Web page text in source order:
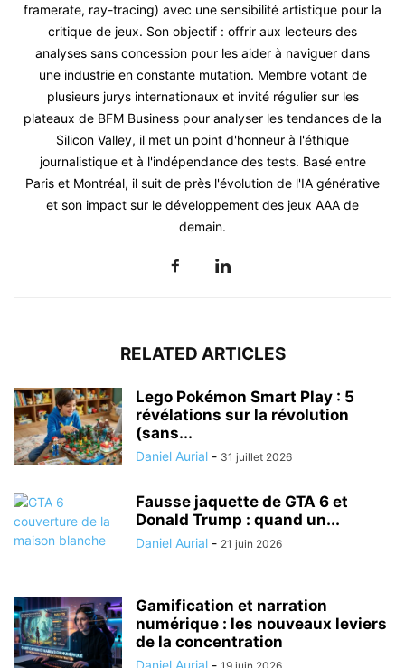
framerate, ray-tracing) avec une sensibilité artistique pour la
critique de jeux. Son objectif : offrir aux lecteurs des
analyses sans concession pour les aider à naviguer dans
une industrie en constante mutation. Membre votant de
plusieurs jurys internationaux et invité régulier sur les
plateaux de BFM Business pour analyser les tendances de la
Silicon Valley, il met un point d'honneur à l'éthique
journalistique et à l'indépendance des tests. Basé entre
Paris et Montréal, il suit de près l'évolution de l'IA générative
et son impact sur le développement des jeux AAA de
demain.
RELATED ARTICLES
Lego Pokémon Smart Play : 5
révélations sur la révolution
(sans...
Daniel Aurial - 31 juillet 2026
Fausse jaquette de GTA 6 et
Donald Trump : quand un...
Daniel Aurial - 21 juin 2026
Gamification et narration
numérique : les nouveaux leviers
de la concentration
Daniel Aurial -